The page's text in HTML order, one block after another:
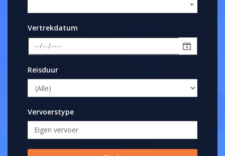
Vertrekdatum
Reisduur
Vervoerstype